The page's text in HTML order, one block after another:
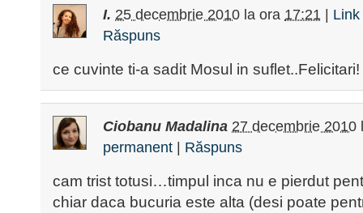
I. 25 decembrie 2010 la ora 17:21
Răspuns
ce cuvinte ti-a sadit Mosul in suflet..Felicitari!
Ciobanu Madalina 27 decembrie 2010
permanent
Răspuns
cam trist totusi…timpul inca nu e pierdut
chiar daca bucuria este alta (desi poate